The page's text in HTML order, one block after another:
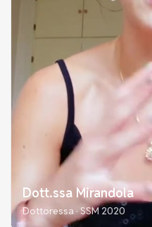
Dott.ssa Mirandola
Dottoressa · SSM 2020